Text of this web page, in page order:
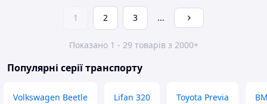
1 2 3 ...
Показано 1 - 29 товарів з 2000+
Популярні серії транспорту
Volkswagen Beetle Lifan 320 Toyota Previa